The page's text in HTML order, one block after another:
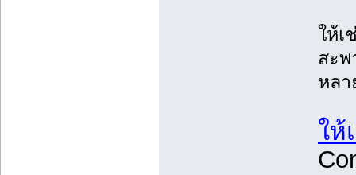
ให้เ
สะพ
หล
ให้